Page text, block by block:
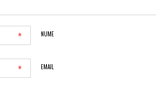
NUME
*
EMAIL
*